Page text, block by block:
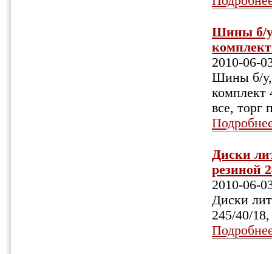
Шины б/у,
2010-06-
Шины б/у,
комплект
все, торг
Диски
резиной
2010-06-
Диски
245/40/